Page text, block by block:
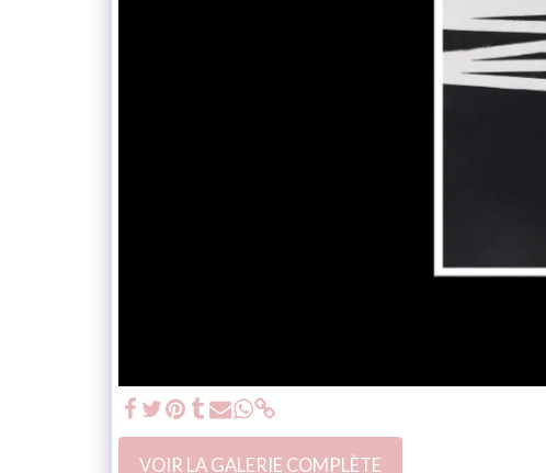
VOIR LA GALERIE COMPLÈTE